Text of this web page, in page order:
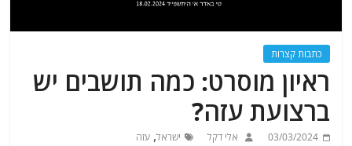
כתבות קצרות
ראיון מוסרט: כמה תושבים יש
ברצועת עזה?
03/03/2024 אלי דקל ישראל,עזה